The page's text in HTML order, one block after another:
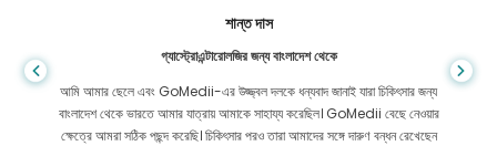
শান্ত দাস
গ্যাস্ট্রোএন্টারোলজির জন্য বাংলাদেশ থেকে
আমি আমার ছেলে এবং GoMedii-এর উজ্জ্বল দলকে ধন্যবাদ জানাই যারা চিকিৎসার জন্য
বাংলাদেশ থেকে ভারতে আমার যাত্রায় আমাকে সাহায্য করেছিল। GoMedii বেছে নেওয়ার
ক্ষেত্রে আমরা সঠিক পছন্দ করেছি। চিকিৎসার পরও তারা আমাদের সঙ্গে দারুণ বন্ধন রেখেছেন